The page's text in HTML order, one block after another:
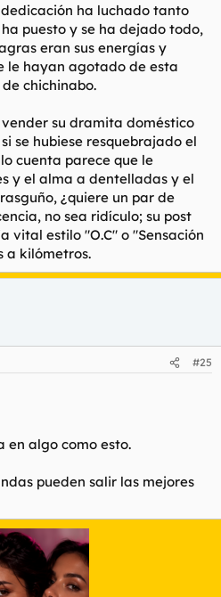
ha luchado tanto
puesto y se ha dejado todo,
eran sus energías y
le hayan agotado de esta
chichinabo.
su dramita doméstico
se hubiese resquebrajado el
cuenta parece que le
y el alma a dentelladas y el
¿quiere un par de
no sea ridículo; su post
vital estilo "O.C" o "Sensación
a kilómetros.
#25
en algo como esto.
pueden salir las mejores